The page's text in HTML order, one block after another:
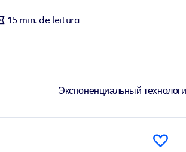
conhecimento confiável e estruturado para
15 min. de leitura
Экспоненциальный